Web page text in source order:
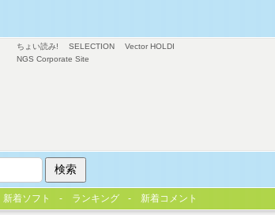
ちょい読み! SELECTION
Vector HOLDI
NGS Corporate Site
新着ソフト ランキング 新着コメント